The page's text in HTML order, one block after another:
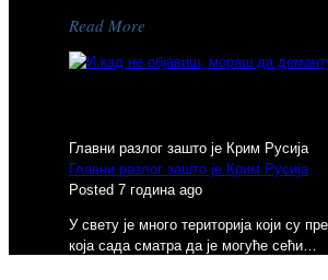
Read More
Главни разлог зашто је Крим Русија
Главни разлог зашто је Крим Русија
Posted 7 година ago
У свету је много територија који су
која сада сматра да је могуће сећи…